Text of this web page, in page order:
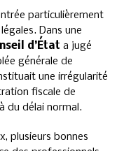
particulièrement
Dans une
d’État a jugé
générale de
une irrégularité
fiscale de
du délai normal.
plusieurs bonnes